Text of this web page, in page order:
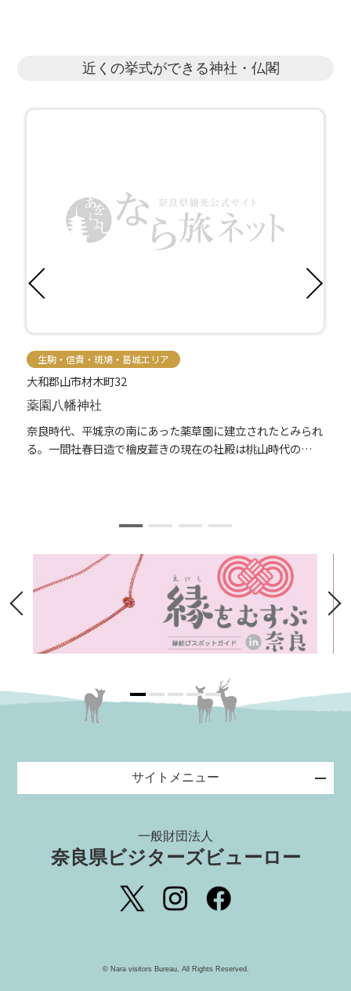
近くの挙式ができる神社・仏閣
生駒・信貴・斑鳩・葛城エリア
大和郡山市材木町32
薬園八幡神社
奈良時代、平城京の南にあった薬草園に建立されたとみられ
る。一間社春日造で檜皮葺きの現在の社殿は桃山時代の再建
サイトメニュー
一般財団法人
奈良県ビジターズビューロー
©️ Nara visitors Bureau, All Rights Reserved.